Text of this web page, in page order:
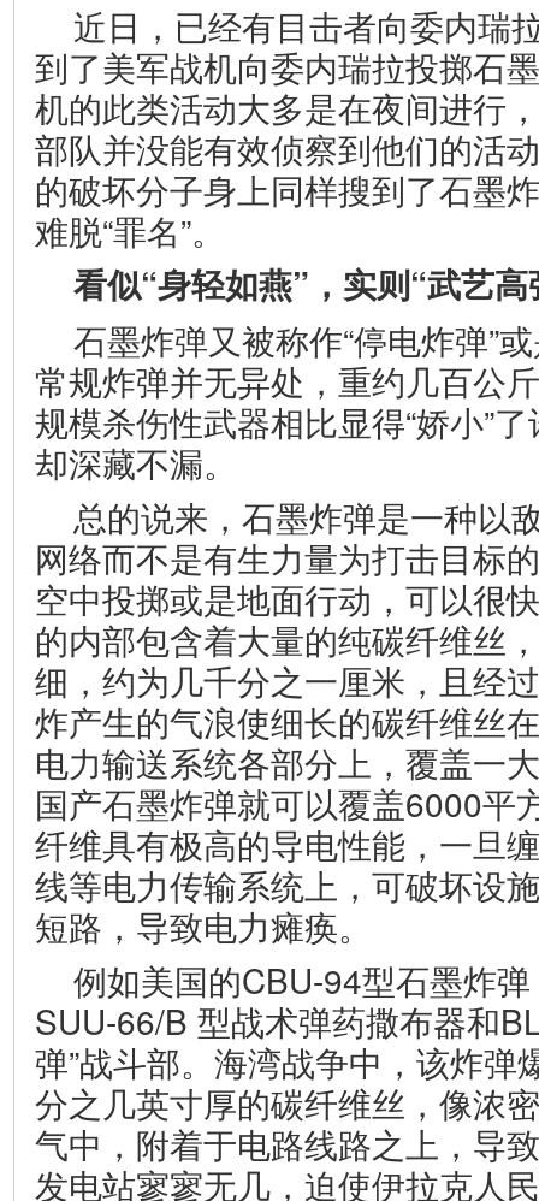
近日，已经有目击者向委内瑞
到了美军战机向委内瑞拉投掷石
机的此类活动大多是在夜间进行
部队并没能有效侦察到他们的活
的破坏分子身上同样搜到了石墨
难脱“罪名”。
看似“身轻如燕”，实则“武艺高
石墨炸弹又被称作“停电炸弹”
常规炸弹并无异处，重约几百公
规模杀伤性武器相比显得“娇小”
却深藏不漏。
总的说来，石墨炸弹是一种以
网络而不是有生力量为打击目标
空中投掷或是地面行动，可以很
的内部包含着大量的纯碳纤维丝
细，约为几千分之一厘米，且经
炸产生的气浪使细长的碳纤维丝
电力输送系统各部分上，覆盖一
国产石墨炸弹就可以覆盖6000平
纤维具有极高的导电性能，一旦
线等电力传输系统上，可破坏设
短路，导致电力瘫痪。
例如美国的CBU-94型石墨炸
SUU-66/B 型战术弹药撒布器和
弹”战斗部。海湾战争中，该炸弹
分之几英寸厚的碳纤维丝，像浓
气中，附着于电路线路之上，导
发电站寥寥无几，迫使伊拉克人